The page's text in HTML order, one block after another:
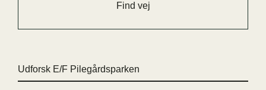
Find vej
Udforsk E/F Pilegårdsparken